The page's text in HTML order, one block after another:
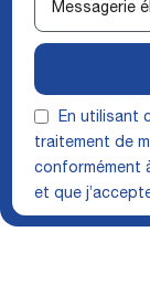
En utilisant
traitement de
conformément
et que